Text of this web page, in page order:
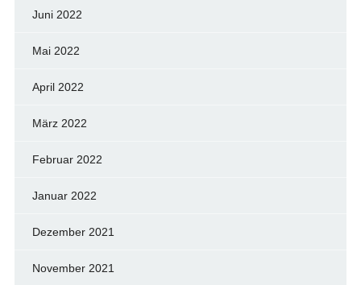
Juni 2022
Mai 2022
April 2022
März 2022
Februar 2022
Januar 2022
Dezember 2021
November 2021